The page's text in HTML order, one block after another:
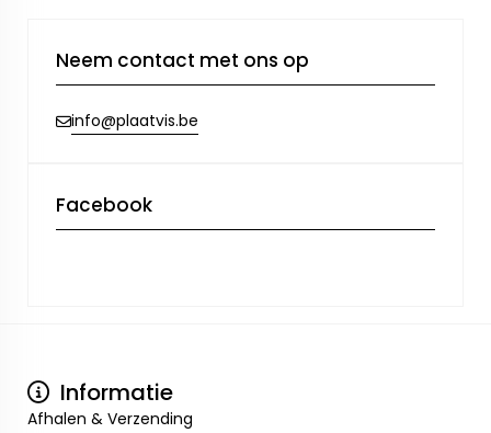
Neem contact met ons op
info@plaatvis.be
Facebook
Informatie
Afhalen & Verzending